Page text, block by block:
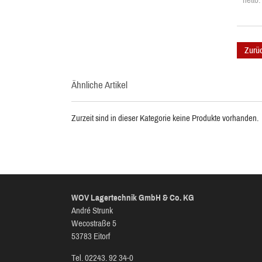
Ähnliche Artikel
Zurzeit sind in dieser Kategorie keine Produkte vorhanden.
WOV Lagertechnik GmbH & Co. KG
André Strunk
Wecostraße 5
53783 Eitorf
Tel. 02243. 92 34-0